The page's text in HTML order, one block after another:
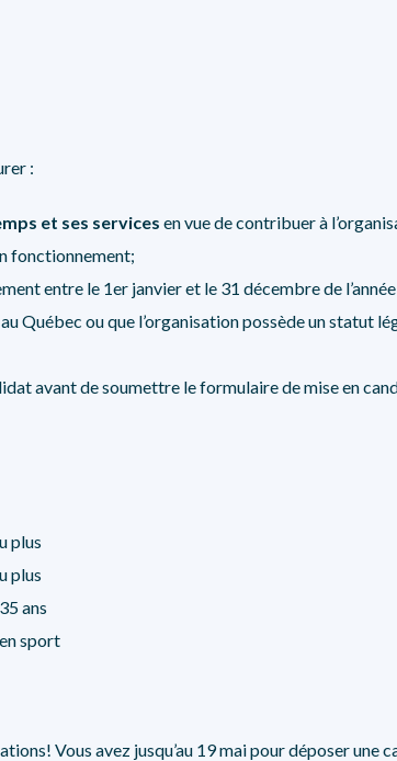
:
et ses services en vue de contribuer à
fonctionnement;
entre le 1er janvier et le 31 décembre de
Québec ou que l’organisation possède un statut
avant de soumettre le formulaire de mise en
plus
plus
ans
sport
Vous avez jusqu’au 19 mai pour déposer une